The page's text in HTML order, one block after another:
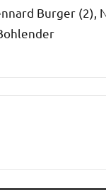
Burger (2),